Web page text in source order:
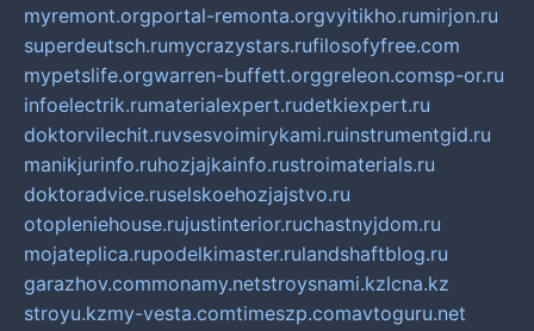
myremont.orgportal-remonta.orgvyitikho.rumirjon.ru
superdeutsch.rumycrazystars.rufilosofyfree.com
mypetslife.orgwarren-buffett.orggreleon.comsp-or.ru
infoelectrik.rumaterialexpert.rudetkiexpert.ru
doktorvilechit.ruvsesvoimirykami.ruinstrumentgid.ru
manikjurinfo.ruhozjajkainfo.rustroimaterials.ru
doktoradvice.ruselskoehozjajstvo.ru
otopleniehouse.rujustinterior.ruchastnyjdom.ru
mojateplica.rupodelkimaster.rulandshaftblog.ru
garazhov.commonamy.netstroysnami.kzlcna.kz
stroyu.kzmy-vesta.comtimeszp.comavtoguru.net